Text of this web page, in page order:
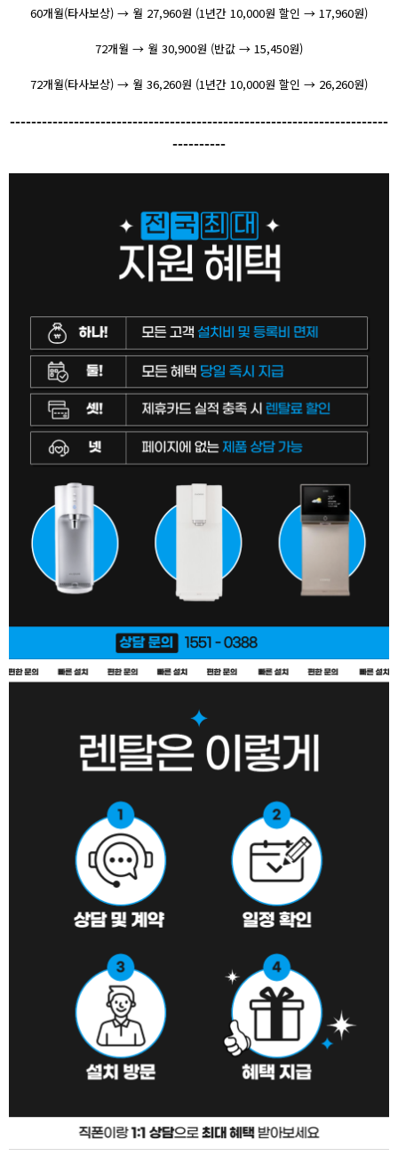
60개월(타사보상) → 월 27,960원 (1년간 10,000원 할인 → 17,960원)
72개월 → 월 30,900원 (반값 → 15,450원)
72개월(타사보상) → 월 36,260원 (1년간 10,000원 할인 → 26,260원)
-----------------------------------------------------------------------
----------